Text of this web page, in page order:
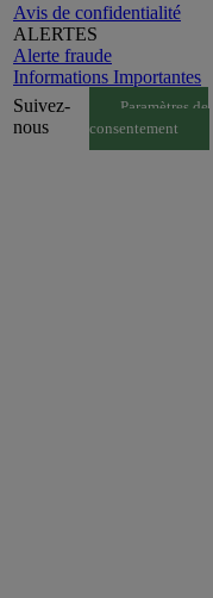
Avis de confidentialité
ALERTES
Alerte fraude
Informations Importantes
Suivez-
nous
Paramètres de
consentement